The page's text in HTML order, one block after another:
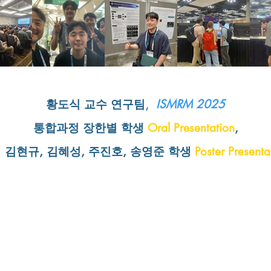
황도식 교수 연구팀, ISMRM 2025
통합과정 장한별 학생 Oral Presentation,
김현규, 김혜성, 주진호, 송영준 학생 Poster